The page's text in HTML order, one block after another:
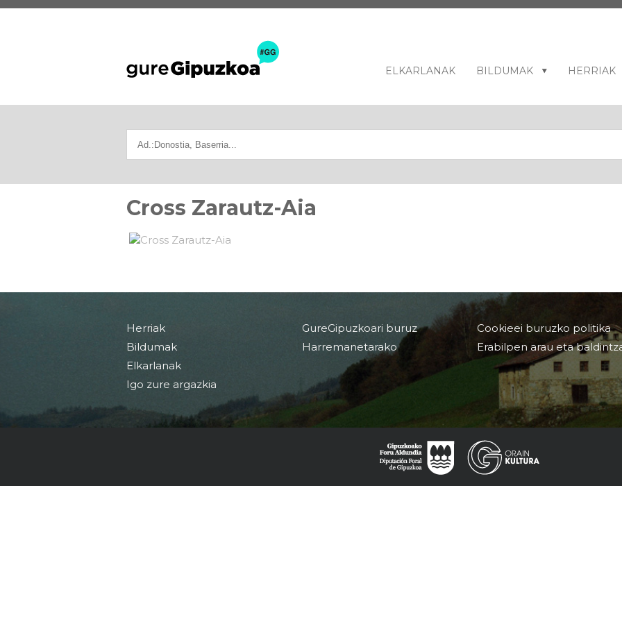
ELKARLANAK BILDUMAK HERRIAK
Cross Zarautz-Aia
Herriak
Bildumak
Elkarlanak
Igo zure argazkia
GureGipuzkoari buruz
Harremanetarako
Cookieei buruzko politika
Erabilpen arau eta